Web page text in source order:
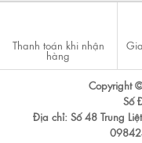
Thanh toán khi nhận
hàng
Copyright
Số
Địa chỉ: Số 48 Trung